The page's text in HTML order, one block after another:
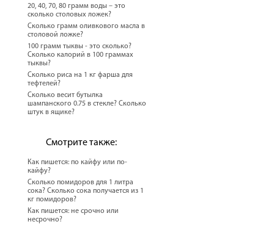
20, 40, 70, 80 грамм воды – это
сколько столовых ложек?
Сколько грамм оливкового масла в
столовой ложке?
100 грамм тыквы - это сколько?
Сколько калорий в 100 граммах
тыквы?
Сколько риса на 1 кг фарша для
тефтелей?
Сколько весит бутылка
шампанского 0.75 в стекле? Сколько
штук в ящике?
Смотрите также:
Как пишется: по кайфу или по-
кайфу?
Сколько помидоров для 1 литра
сока? Сколько сока получается из 1
кг помидоров?
Как пишется: не срочно или
несрочно?